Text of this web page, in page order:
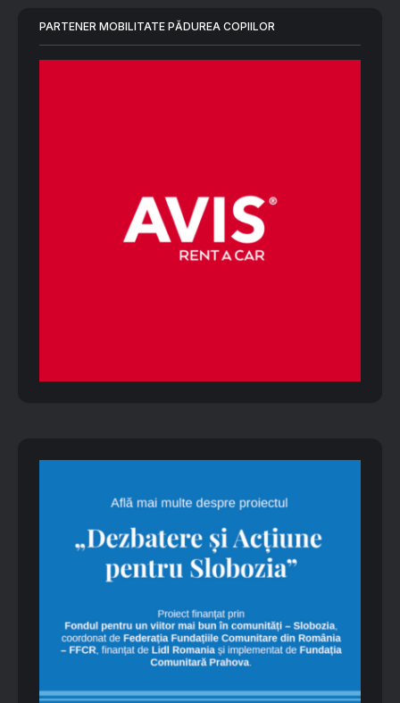
PARTENER MOBILITATE PĂDUREA COPIILOR